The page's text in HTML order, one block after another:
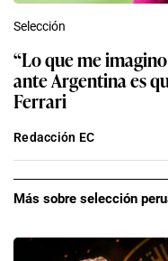
Selección
“Lo que me
ante Argentina es
Ferrari
Redacción EC
Más sobre selección